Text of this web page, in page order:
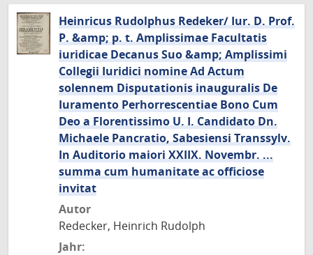
Heinricus Rudolphus Redeker/ Iur. D. Prof.
P. &amp; p. t. Amplissimae Facultatis
iuridicae Decanus Suo &amp; Amplissimi
Collegii Iuridici nomine Ad Actum
solennem Disputationis inauguralis De
Iuramento Perhorrescentiae Bono Cum
Deo a Florentissimo U. I. Candidato Dn.
Michaele Pancratio, Sabesiensi Transsylv.
In Auditorio maiori XXIIX. Novembr. ...
summa cum humanitate ac officiose
invitat
Autor
Redecker, Heinrich Rudolph
Jahr: